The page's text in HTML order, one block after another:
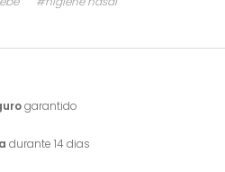
garantido
durante 14 dias